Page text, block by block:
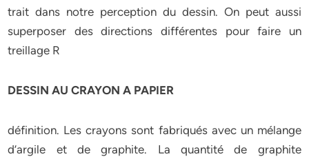
trait dans notre perception du dessin. On peut aussi
superposer des directions différentes pour faire un
treillage R
DESSIN AU CRAYON A PAPIER
définition. Les crayons sont fabriqués avec un mélange
d’argile et de graphite. La quantité de graphite